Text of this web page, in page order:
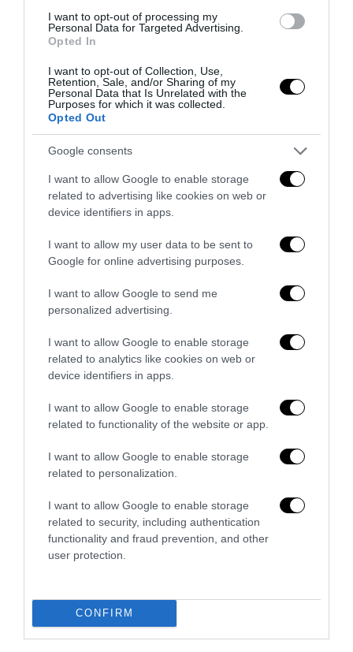
I want to opt-out of processing my
Personal Data for Targeted Advertising.
Opted In
I want to opt-out of Collection, Use,
Retention, Sale, and/or Sharing of my
Personal Data that Is Unrelated with the
Purposes for which it was collected.
Opted Out
Google consents
I want to allow Google to enable storage
related to advertising like cookies on web or
device identifiers in apps.
I want to allow my user data to be sent to
Google for online advertising purposes.
I want to allow Google to send me
personalized advertising.
I want to allow Google to enable storage
related to analytics like cookies on web or
device identifiers in apps.
I want to allow Google to enable storage
related to functionality of the website or app.
I want to allow Google to enable storage
related to personalization.
I want to allow Google to enable storage
related to security, including authentication
functionality and fraud prevention, and other
user protection.
CONFIRM
l’economia delle braccia
27 Luglio 2026
Il grande inganno dell’immigrazione: l’Italia ha bisogno
di più idee, non di più braccia